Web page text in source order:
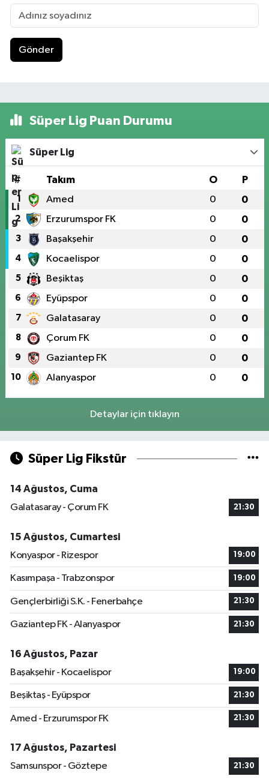
Gönder
Süper Lig Puan Durumu
Süper Lig
# Takım O P
1 Amed 0 0
2 Erzurumspor FK 0 0
3 Başakşehir 0 0
4 Kocaelispor 0 0
5 Beşiktaş 0 0
6 Eyüpspor 0 0
7 Galatasaray 0 0
8 Çorum FK 0 0
9 Gaziantep FK 0 0
10 Alanyaspor 0 0
Detaylar için tıklayın
Süper Lig Fikstür
14 Ağustos, Cuma
Galatasaray - Çorum FK
21:30
15 Ağustos, Cumartesi
Konyaspor - Rizespor
19:00
Kasımpaşa - Trabzonspor 19:00
Gençlerbirliği S.K. - Fenerbahçe 21:30
Gaziantep FK - Alanyaspor 21:30
16 Ağustos, Pazar
Başakşehir - Kocaelispor
19:00
Beşiktaş - Eyüpspor 21:30
Amed - Erzurumspor FK 21:30
17 Ağustos, Pazartesi
Samsunspor - Göztepe
21:30